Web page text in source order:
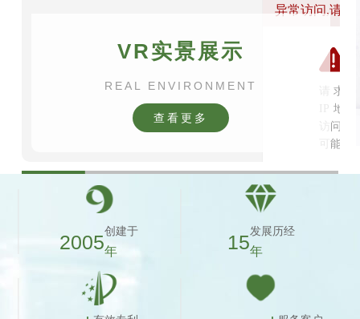
VR实景展示
REAL ENVIRONMENT
查看更多
2005创建于
年 15发展历经
年